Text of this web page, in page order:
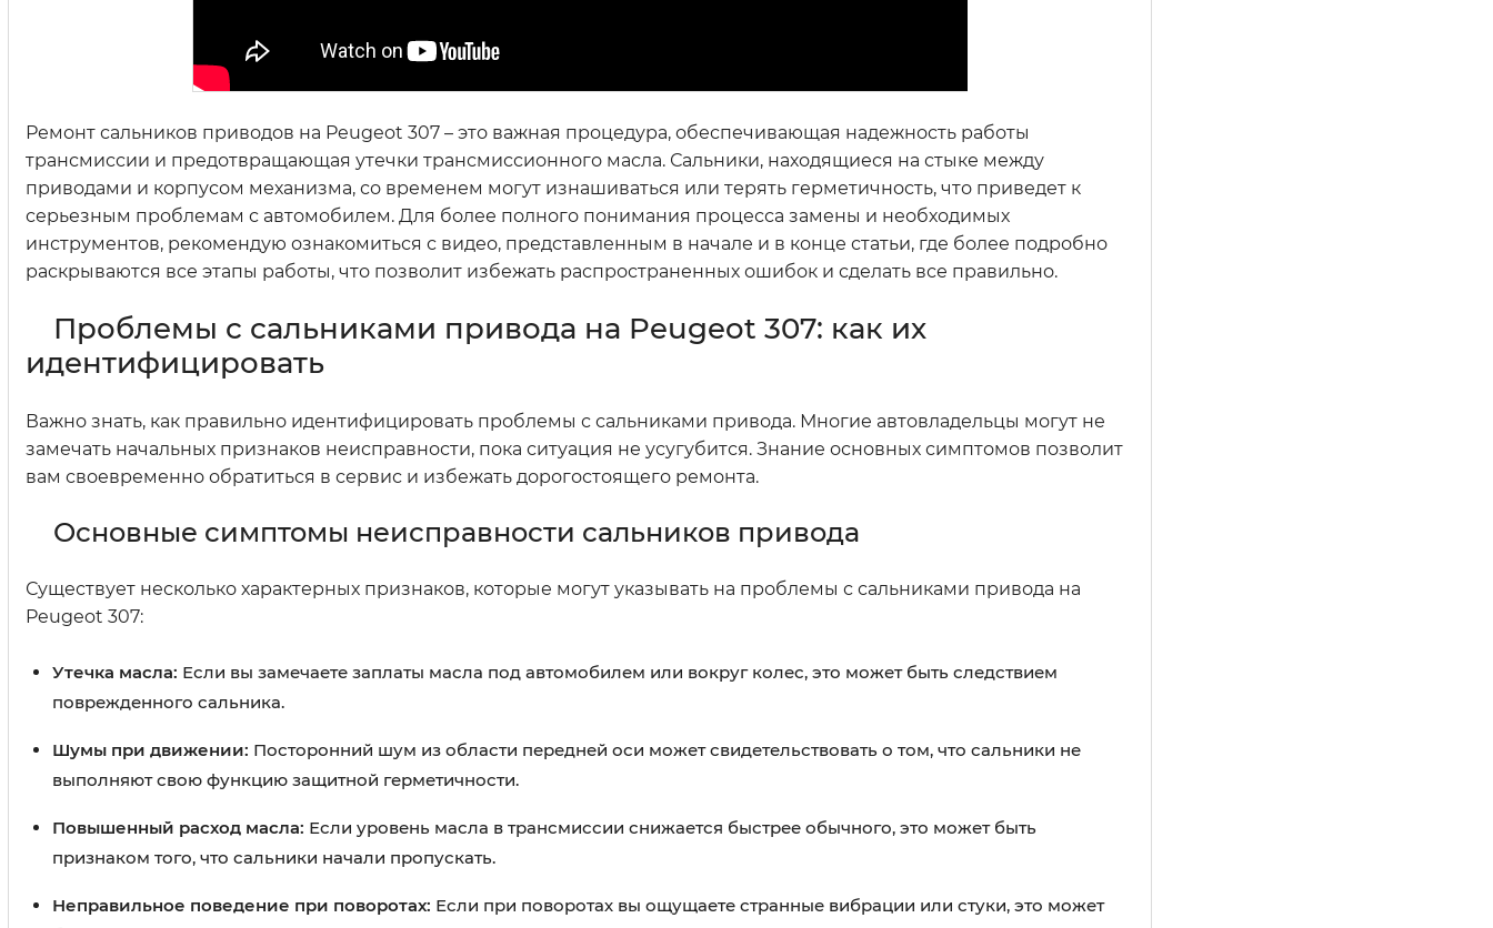
Ремонт сальников приводов на Peugeot 307 – это важная процедура, обеспечивающая надежность работы
трансмиссии и предотвращающая утечки трансмиссионного масла. Сальники, находящиеся на стыке между
приводами и корпусом механизма, со временем могут изнашиваться или терять герметичность, что приведет к
серьезным проблемам с автомобилем. Для более полного понимания процесса замены и необходимых
инструментов, рекомендую ознакомиться с видео, представленным в начале и в конце статьи, где более подробно
раскрываются все этапы работы, что позволит избежать распространенных ошибок и сделать все правильно.
Проблемы с сальниками привода на Peugeot 307: как их
идентифицировать
Важно знать, как правильно идентифицировать проблемы с сальниками привода. Многие автовладельцы могут не
замечать начальных признаков неисправности, пока ситуация не усугубится. Знание основных симптомов позволит
вам своевременно обратиться в сервис и избежать дорогостоящего ремонта.
Основные симптомы неисправности сальников привода
Существует несколько характерных признаков, которые могут указывать на проблемы с сальниками привода на
Peugeot 307:
Утечка масла: Если вы замечаете заплаты масла под автомобилем или вокруг колес, это может быть следствием
поврежденного сальника.
Шумы при движении: Посторонний шум из области передней оси может свидетельствовать о том, что сальники не
выполняют свою функцию защитной герметичности.
Повышенный расход масла: Если уровень масла в трансмиссии снижается быстрее обычного, это может быть
признаком того, что сальники начали пропускать.
Неправильное поведение при поворотах: Если при поворотах вы ощущаете странные вибрации или стуки, это может